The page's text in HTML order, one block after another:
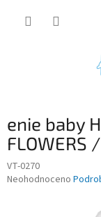
enie baby
FLOWERS
VT-0270
Průměrné
Neohodnoceno